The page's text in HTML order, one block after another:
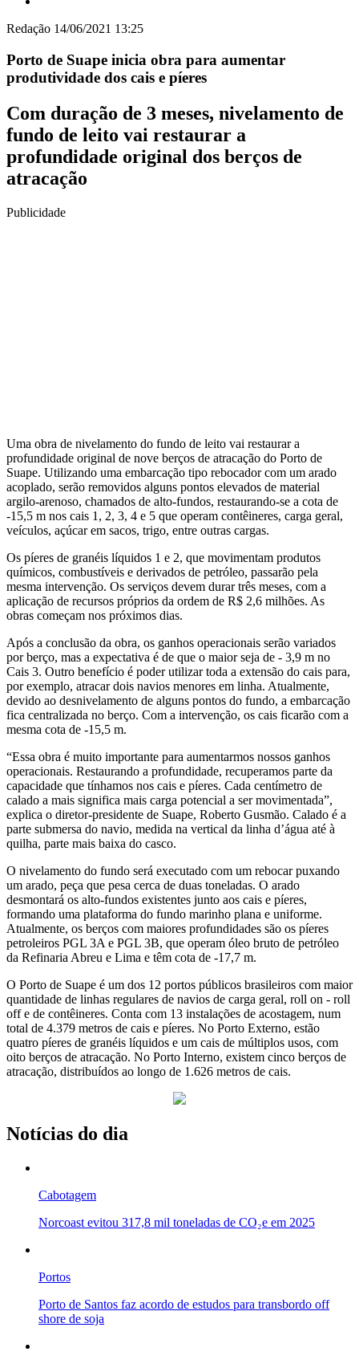
Redação 14/06/2021 13:25
Porto de Suape inicia obra para aumentar
produtividade dos cais e píeres
Com duração de 3 meses, nivelamento de
fundo de leito vai restaurar a
profundidade original dos berços de
atracação
Publicidade
Uma obra de nivelamento do fundo de leito vai restaurar a
profundidade original de nove berços de atracação do Porto de
Suape. Utilizando uma embarcação tipo rebocador com um arado
acoplado, serão removidos alguns pontos elevados de material
argilo-arenoso, chamados de alto-fundos, restaurando-se a cota de
-15,5 m nos cais 1, 2, 3, 4 e 5 que operam contêineres, carga geral,
veículos, açúcar em sacos, trigo, entre outras cargas.
Os píeres de granéis líquidos 1 e 2, que movimentam produtos
químicos, combustíveis e derivados de petróleo, passarão pela
mesma intervenção. Os serviços devem durar três meses, com a
aplicação de recursos próprios da ordem de R$ 2,6 milhões. As
obras começam nos próximos dias.
Após a conclusão da obra, os ganhos operacionais serão variados
por berço, mas a expectativa é de que o maior seja de - 3,9 m no
Cais 3. Outro benefício é poder utilizar toda a extensão do cais para,
por exemplo, atracar dois navios menores em linha. Atualmente,
devido ao desnivelamento de alguns pontos do fundo, a embarcação
fica centralizada no berço. Com a intervenção, os cais ficarão com a
mesma cota de -15,5 m.
“Essa obra é muito importante para aumentarmos nossos ganhos
operacionais. Restaurando a profundidade, recuperamos parte da
capacidade que tínhamos nos cais e píeres. Cada centímetro de
calado a mais significa mais carga potencial a ser movimentada”,
explica o diretor-presidente de Suape, Roberto Gusmão. Calado é a
parte submersa do navio, medida na vertical da linha d’água até à
quilha, parte mais baixa do casco.
O nivelamento do fundo será executado com um rebocar puxando
um arado, peça que pesa cerca de duas toneladas. O arado
desmontará os alto-fundos existentes junto aos cais e píeres,
formando uma plataforma do fundo marinho plana e uniforme.
Atualmente, os berços com maiores profundidades são os píeres
petroleiros PGL 3A e PGL 3B, que operam óleo bruto de petróleo
da Refinaria Abreu e Lima e têm cota de -17,7 m.
O Porto de Suape é um dos 12 portos públicos brasileiros com maior
quantidade de linhas regulares de navios de carga geral, roll on - roll
off e de contêineres. Conta com 13 instalações de acostagem, num
total de 4.379 metros de cais e píeres. No Porto Externo, estão
quatro píeres de granéis líquidos e um cais de múltiplos usos, com
oito berços de atracação. No Porto Interno, existem cinco berços de
atracação, distribuídos ao longo de 1.626 metros de cais.
Notícias do dia
Cabotagem
Norcoast evitou 317,8 mil toneladas de CO₂e em 2025
Portos
Porto de Santos faz acordo de estudos para transbordo off
shore de soja